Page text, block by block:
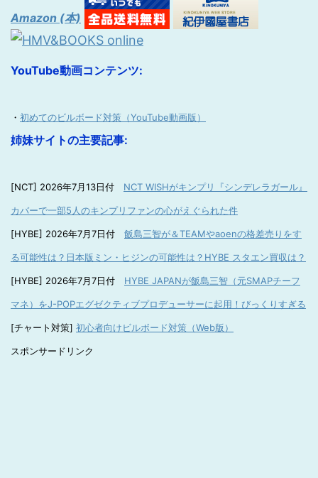
Amazon (本)
YouTube動画コンテンツ:
・ 初めてのビルボード対策（YouTube動画版）
姉妹サイトの主要記事:
[NCT] 2026年7月13日付 NCT WISHがキンプリ『シンデレラガール』
カバーで一部5人のキンプリファンの心がえぐられた件
[HYBE] 2026年7月7日付 飯島三智が＆TEAMやaoenの格差売りをす
る可能性は？日本版ミン・ヒジンの可能性は？HYBE スタエン買収は？
[HYBE] 2026年7月7日付 HYBE JAPANが飯島三智（元SMAPチーフ
マネ）をJ-POPエグゼクティブプロデューサーに起用！びっくりすぎる
[チャート対策] 初心者向けビルボード対策（Web版）
スポンサードリンク